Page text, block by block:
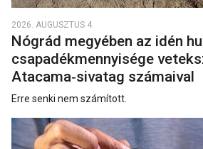
2026. AUGUSZTUS 4.
Nógrád megyében az idén
csapadékmennyisége
Atacama‑sivatag számaival
Erre senki nem számított.